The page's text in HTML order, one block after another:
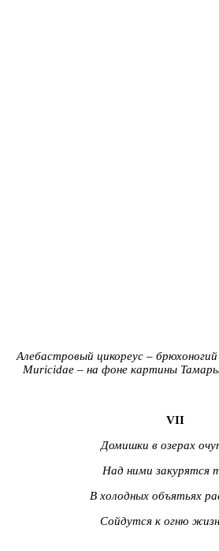
Алебастровый цикореус –
Muricidae – на фоне картины
VII
Домишки в озерах
Над ними закурятся
В холодных объятьях
Сойдутся к огню